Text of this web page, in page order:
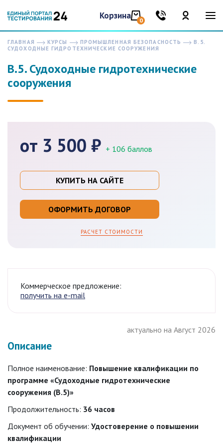
Корзина 0
ГЛАВНАЯ КУРСЫ ПРОМЫШЛЕННАЯ БЕЗОПАСНОСТЬ
В.5.
СУДОХОДНЫЕ ГИДРОТЕХНИЧЕСКИЕ СООРУЖЕНИЯ
В.5. Судоходные гидротехнические
сооружения
актуально на Август 2026
Описание
Полное наименование: Повышение квалификации по
программе «Судоходные гидротехнические
сооружения (В.5)»
Продолжительность: 36 часов
Документ об обучении: Удостоверение о повышении
квалификации
от 3 500 ₽ + 106 баллов
КУПИТЬ НА САЙТЕ
ОФОРМИТЬ ДОГОВОР
РАСЧЕТ СТОИМОСТИ
Коммерческое предложение:
получить на e-mail